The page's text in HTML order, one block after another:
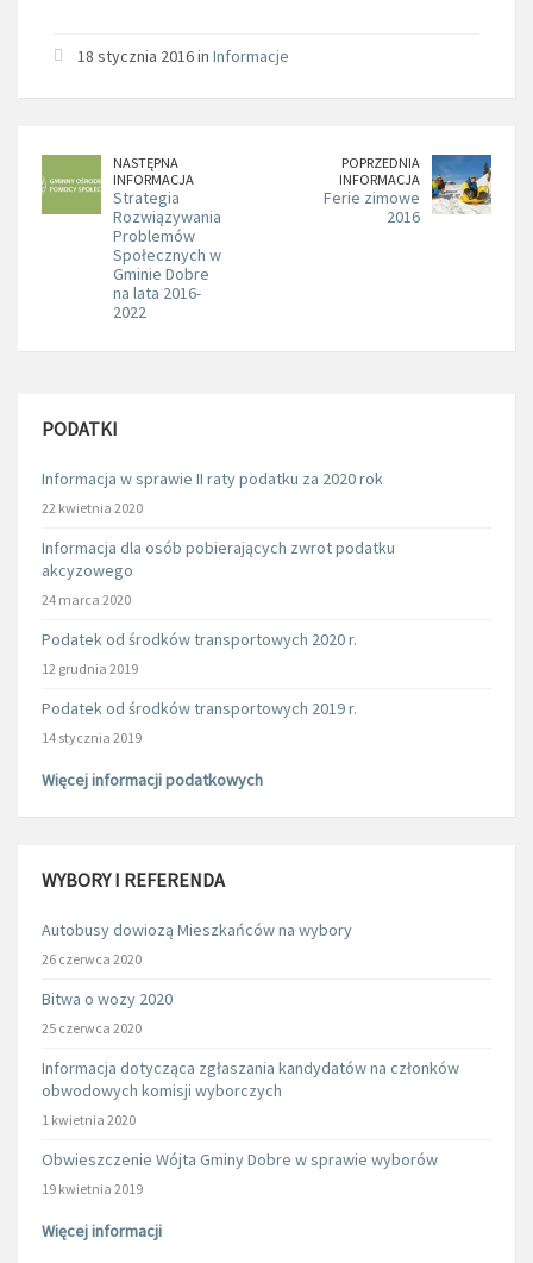
18 stycznia 2016 in Informacje
NASTĘPNA
INFORMACJA
Strategia
Rozwiązywania
Problemów
Społecznych w
Gminie Dobre
na lata 2016-
2022
POPRZEDNIA
INFORMACJA
Ferie zimowe
2016
PODATKI
Informacja w sprawie II raty podatku za 2020 rok
22 kwietnia 2020
Informacja dla osób pobierających zwrot podatku
akcyzowego
24 marca 2020
Podatek od środków transportowych 2020 r.
12 grudnia 2019
Podatek od środków transportowych 2019 r.
14 stycznia 2019
Więcej informacji podatkowych
WYBORY I REFERENDA
Autobusy dowiozą Mieszkańców na wybory
26 czerwca 2020
Bitwa o wozy 2020
25 czerwca 2020
Informacja dotycząca zgłaszania kandydatów na członków
obwodowych komisji wyborczych
1 kwietnia 2020
Obwieszczenie Wójta Gminy Dobre w sprawie wyborów
19 kwietnia 2019
Więcej informacji